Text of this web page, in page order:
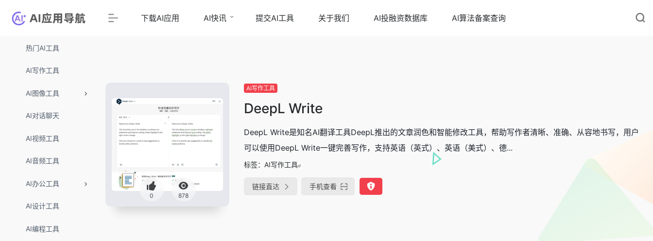
热门AI工具
AI写作工具
AI图像工具
AI对话聊天
AI视频工具
AI音频工具
AI办公工具
AI设计工具
AI编程工具
下载AI应用 AI快讯 提交AI工具 关于我们 AI投融资数据库 AI算法备案查询
0 878
AI写作工具
DeepL Write
DeepL Write是知名AI翻译工具DeepL推出的文章润色和智能修改工具，帮助写作者清晰、准确、从容地书写，用户
可以使用DeepL Write一键完善写作，支持英语（英式）、英语（美式）、德...
标签： AI写作工具
链接直达 手机查看